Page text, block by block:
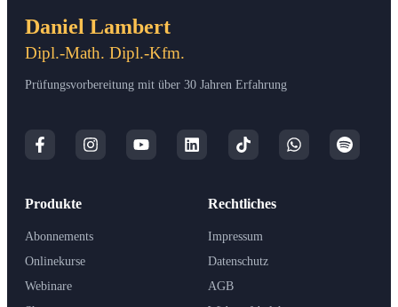
Daniel Lambert
Dipl.-Math. Dipl.-Kfm.
Prüfungsvorbereitung mit über 30 Jahren Erfahrung
Produkte
Abonnements
Onlinekurse
Webinare
Rechtliches
Impressum
Datenschutz
AGB